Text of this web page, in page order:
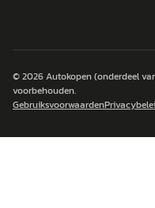
© 2026Autokopen(onderdeel
voorbehouden.
Gebruiksvoorwaarden